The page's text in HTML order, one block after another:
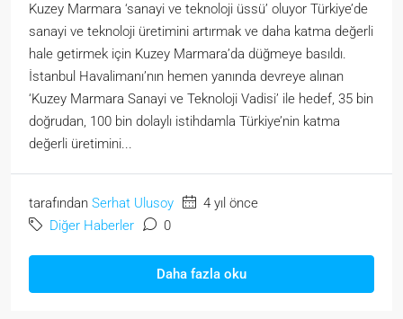
Kuzey Marmara ‘sanayi ve teknoloji üssü’ oluyor Türkiye’de
sanayi ve teknoloji üretimini artırmak ve daha katma değerli
hale getirmek için Kuzey Marmara’da düğmeye basıldı.
İstanbul Havalimanı’nın hemen yanında devreye alınan
‘Kuzey Marmara Sanayi ve Teknoloji Vadisi’ ile hedef, 35 bin
doğrudan, 100 bin dolaylı istihdamla Türkiye’nin katma
değerli üretimini...
tarafından Serhat Ulusoy
4 yıl önce
Diğer Haberler
0
Daha fazla oku